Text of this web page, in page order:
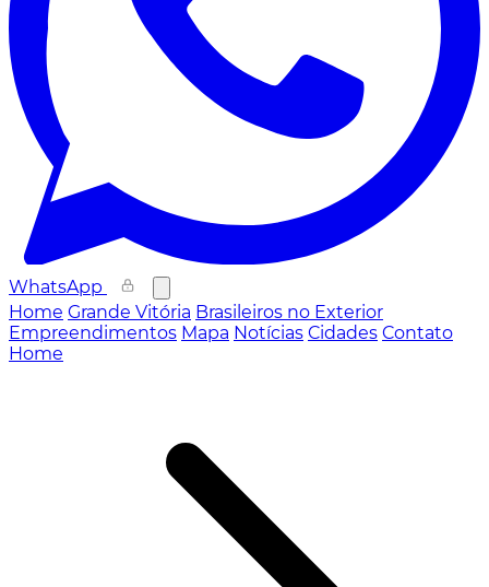
WhatsApp
Home Grande Vitória Brasileiros no Exterior
Empreendimentos Mapa Notícias Cidades Contato
Home